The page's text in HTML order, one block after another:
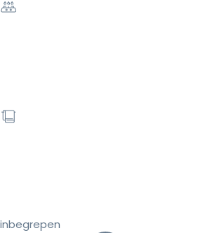
inbegrepen